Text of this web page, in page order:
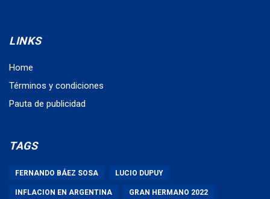
LINKS
Home
Términos y condiciones
Pauta de publicidad
TAGS
FERNANDO BÁEZ SOSA LUCIO DUPUY
INFLACION EN ARGENTINA GRAN HERMANO 2022